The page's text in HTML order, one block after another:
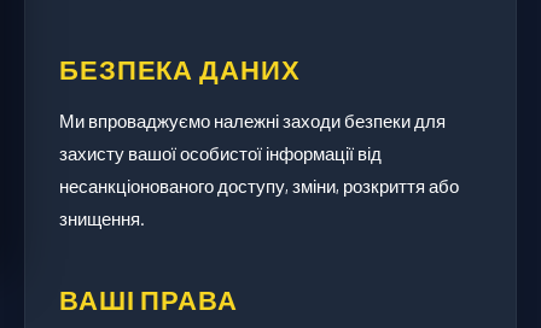
БЕЗПЕКА ДАНИХ
Ми впроваджуємо належні заходи безпеки для
захисту вашої особистої інформації від
несанкціонованого доступу, зміни, розкриття або
знищення.
ВАШІ ПРАВА